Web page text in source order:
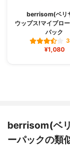
berrisom(ベリ
ウップス!マイブロ
パック
¥1,080
berrisom(ベ
ーパックの類